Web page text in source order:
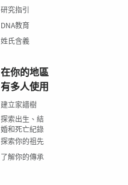
研究指引
DNA教育
姓氏含義
在你的地區
有多人使用
建立家譜樹
探索出生、結
婚和死亡紀錄
探索你的祖先
了解你的傳承